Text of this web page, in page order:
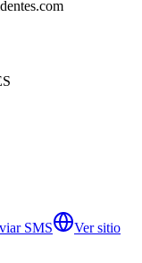
SMS
Ver sitio